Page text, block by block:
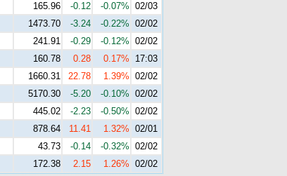
165.96 -0.12 -0.07% 02/03
1473.70 -3.24 -0.22% 02/02
241.91 -0.29 -0.12% 02/02
160.78 0.28 0.17%
17:03
1660.31 22.78 1.39% 02/02
5170.30 -5.20 -0.10% 02/02
445.02 -2.23 -0.50% 02/02
878.64 11.41 1.32% 02/01
43.73 -0.14 -0.32% 02/02
172.38 2.15 1.26% 02/02